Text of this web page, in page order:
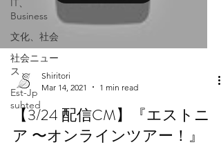
IT、
Business
文化、社会
社会ニュー
ス
Est-Jp
suhted
Shiritori
Mar 14, 2021
1 min read
【3/24 配信CM】『エストニ
ア 〜オンラインツアー！』